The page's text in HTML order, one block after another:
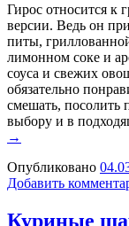
Гирос относится к
версии. Ведь он
питы,
лимонном соке и
соуса и свежих
обязательно
смешать, посолить
выбору и в
→
Опубликовано
Добавить
Куриные